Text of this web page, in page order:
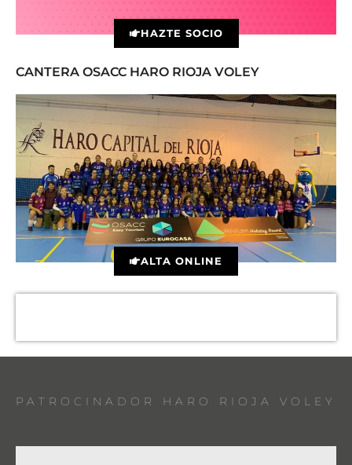
HAZTE SOCIO
CANTERA OSACC HARO RIOJA VOLEY
ALTA ONLINE
PATROCINADOR HARO RIOJA VOLEY